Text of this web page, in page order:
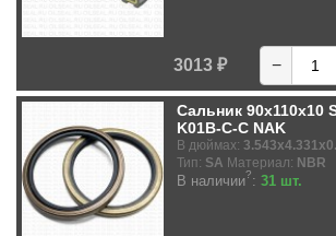
3013 ₽ −
Сальник 90x110x10
K01B-C-C NAK
В дюймах:
Тип: SA Материал: NBR
В наличии?: 31 шт.